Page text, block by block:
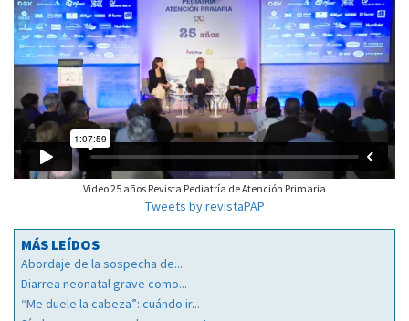
Video 25 años Revista Pediatría de Atención Primaria
Tweets by revistaPAP
MÁS LEÍDOS
Abordaje de la sospecha de...
Diarrea neonatal grave como...
“Me duele la cabeza”: cuándo ir...